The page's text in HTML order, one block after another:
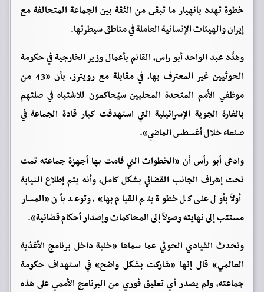
خطوة تهدد بانهيار ما تبقى من الثقة بين الجماعة المتحالفة مع
إيران والهيئات الإنسانية العاملة في مناطق سيطرتها.
وهدَّد عبد الواحد أبو راس، القائم بأعمال وزير الخارجية في حكومة
الحوثيين غير المعترف بها، في مقابلة مع رويترز، بأن «43 من
موظفي الأمم المتحدة المحليين سيُحاكمون للاشتباه في صلتهم
بالغارة الجوية الإسرائيلية التي استهدفت كبار قادة الجماعة في
صنعاء خلال أغسطس الماضي».
وادعى أبو رأس أن «الخطوات التي قامت بها أجهزة جماعته تمت
تحت إشراف الجانب القضائي بشكل كامل، وأنه يتم إطلاع النيابة
أولاً بأول على كل خطوة يتم القيام بها»، وتوعد بأن «المسار
مستتب إلى نهايته وصولاً إلى المحاكمات وإصدار أحكام قضائية».
وتحدث القيادي الحوثي عما سماها «خلية داخل برنامج الأغذية
العالمي» قال إنها «شاركت بشكل واضح» في استهداف حكومة
جماعته، ولم يصدر أي تعليق فوري من البرنامج الأممي على هذه